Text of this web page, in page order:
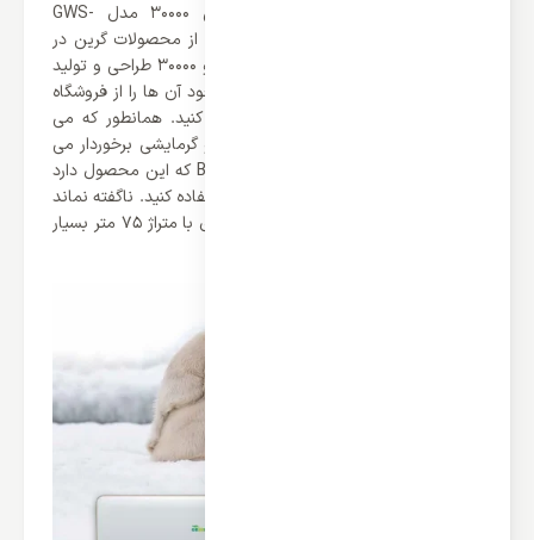
دیواری گرین 30000 مدل GWS-
H30P1T1/R1 باید اشاره کرد که این سری از محصولات گرین در
ظرفیت های 9000، 12000، 18000، 24000 و 30000 طراحی و تولید
شده‌اند که شما می توانید بسته به نیاز خود آن ها را از فروشگاه
رسمی ایران اسپلیت مشاهده و انتخاب کنید. همانطور که می
دانید این محصول از عملکرد سرمایشی و گرمایشی برخوردار می
باشد که با توجه به ظرفیت 30000 BTU/h که این محصول دارد
می توانید از آن در تمامی فصول سال استفاده کنید. ناگفته نماند
که این محصول می تواند برای مکان های با متراژ 75 متر بسیار